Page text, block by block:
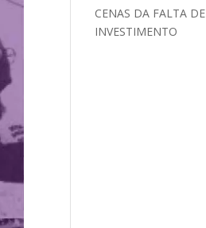
CENAS DA FALTA DE
INVESTIMENTO